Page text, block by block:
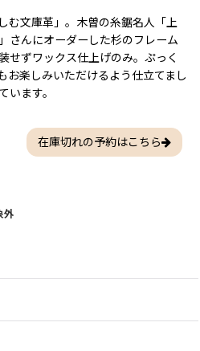
む文庫革」。木曽の糸鋸名人「上
さんにオーダーした杉のフレーム
せずワックス仕上げのみ。ぷっく
お楽しみいただけるよう仕立てまし
います。
在庫切れの予約はこちら
外